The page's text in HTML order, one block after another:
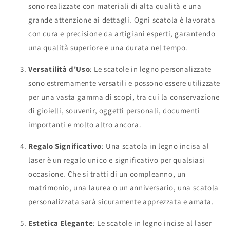
sono realizzate con materiali di alta qualità e una
grande attenzione ai dettagli. Ogni scatola è lavorata
con cura e precisione da artigiani esperti, garantendo
una qualità superiore e una durata nel tempo.
Versatilità d'Uso: Le scatole in legno personalizzate
sono estremamente versatili e possono essere utilizzate
per una vasta gamma di scopi, tra cui la conservazione
di gioielli, souvenir, oggetti personali, documenti
importanti e molto altro ancora.
Regalo Significativo: Una scatola in legno incisa al
laser è un regalo unico e significativo per qualsiasi
occasione. Che si tratti di un compleanno, un
matrimonio, una laurea o un anniversario, una scatola
personalizzata sarà sicuramente apprezzata e amata.
Estetica Elegante: Le scatole in legno incise al laser